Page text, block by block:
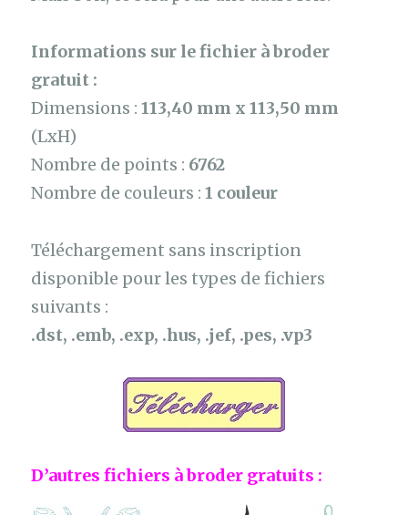
Informations sur le fichier à broder
gratuit :
Dimensions :113,40 mm x 113,50 mm
(LxH)
Nombre de points : 6762
Nombre de couleurs :1 couleur
Téléchargement sans inscription
disponible pour les types de fichiers
suivants :
.dst, .emb, .exp, .hus, .jef, .pes, .vp3
D’autres fichiers à broder gratuits :